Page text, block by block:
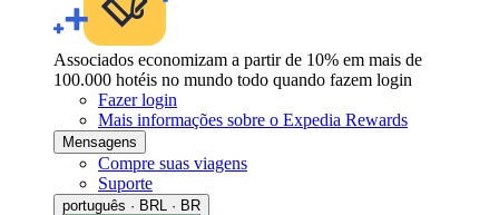
Associados economizam a partir de 10% em mais de
100.000 hotéis no mundo todo quando fazem login
Fazer login
Mais informações sobre o Expedia Rewards
Mensagens
Compre suas viagens
Suporte
português · BRL · BR